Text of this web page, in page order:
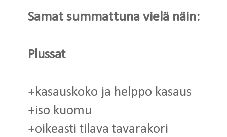
Samat summattuna vielä näin:
Plussat
+kasauskoko ja helppo kasaus
+iso kuomu
+oikeasti tilava tavarakori